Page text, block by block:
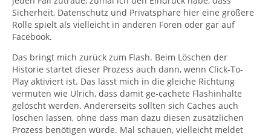
Sicherheit, Datenschutz und Privatsphäre hier eine größere
Rolle spielt als vielleicht in anderen Foren oder gar auf
Facebook.
Das bringt mich zurück zum Flash. Beim Löschen der
Historie startet dieser Prozess auch dann, wenn Click-To-
Play aktiviert ist. Das lässt mich in die gleiche Richtung
vermuten wie Ulrich, dass damit ge-cachete Flashinhalte
gelöscht werden. Andererseits sollten sich Caches auch
löschen lassen, ohne dass man dazu diesen zusätzlichen
Prozess benötigen würde. Mal schauen, vielleicht meldet